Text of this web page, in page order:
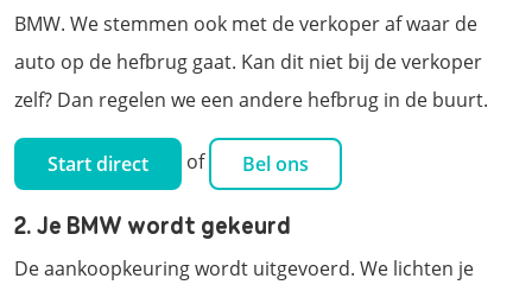
BMW. We stemmen ook met de verkoper af waar de
auto op de hefbrug gaat. Kan dit niet bij de verkoper
zelf? Dan regelen we een andere hefbrug in de buurt.
Start direct of Bel ons
2. Je BMW wordt gekeurd
De aankoopkeuring wordt uitgevoerd. We lichten je